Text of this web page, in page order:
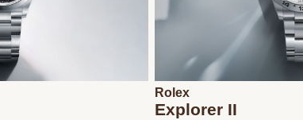
Rolex
Explorer II